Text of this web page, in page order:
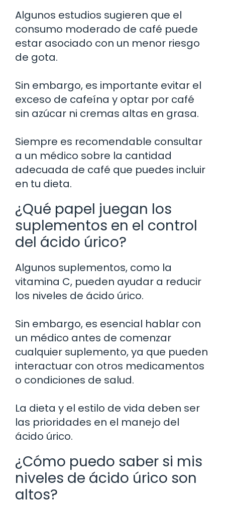
Algunos estudios sugieren que el
consumo moderado de café puede
estar asociado con un menor riesgo
de gota.
Sin embargo, es importante evitar el
exceso de cafeína y optar por café
sin azúcar ni cremas altas en grasa.
Siempre es recomendable consultar
a un médico sobre la cantidad
adecuada de café que puedes incluir
en tu dieta.
¿Qué papel juegan los
suplementos en el control
del ácido úrico?
Algunos suplementos, como la
vitamina C, pueden ayudar a reducir
los niveles de ácido úrico.
Sin embargo, es esencial hablar con
un médico antes de comenzar
cualquier suplemento, ya que pueden
interactuar con otros medicamentos
o condiciones de salud.
La dieta y el estilo de vida deben ser
las prioridades en el manejo del
ácido úrico.
¿Cómo puedo saber si mis
niveles de ácido úrico son
altos?